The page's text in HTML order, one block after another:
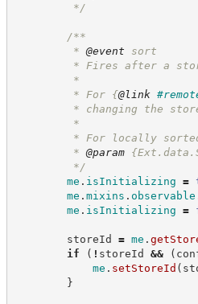
*/
/**
* @event sort
* Fires after a store
*
* For {@link
* changing the
*
* For locally sorted
* @param
*/
me . isInitializing =
me . mixins . observable
me . isInitializing =
storeId = me .
if
( ! storeId && (
me . setStoreId (
}